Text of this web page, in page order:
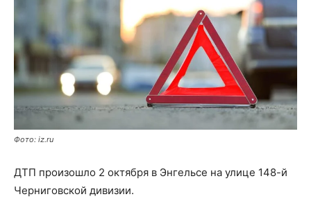
Фото: iz.ru
ДТП произошло 2 октября в Энгельсе на улице 148-й
Черниговской дивизии.